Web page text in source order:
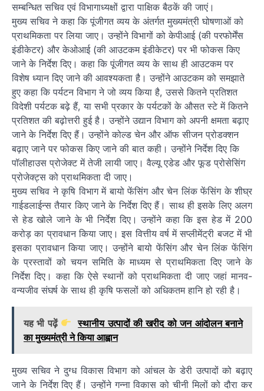
सम्बन्धित सचिव एवं विभागाध्यक्षों द्वारा पाक्षिक बैठकें की जाएं।
मुख्य सचिव ने कहा कि पूंजीगत व्यय के अंतर्गत मुख्यमंत्री घोषणाओं को
प्राथमिकता पर लिया जाए। उन्होंने विभागों को केपीआई (की परफोर्मेंस
इंडीकेटर) और केओआई (की आउटकम इंडीकेटर) पर भी फोकस किए
जाने के निर्देश दिए। कहा कि पूंजीगत व्यय के साथ ही आउटकम पर
विशेष ध्यान दिए जाने की आवश्यकता है। उन्होंने आउटकम को समझाते
हुए कहा कि पर्यटन विभाग ने जो व्यय किया है, उससे कितने प्रतिशत
विदेशी पर्यटक बढ़े हैं, या सभी प्रकार के पर्यटकों के औसत स्टे में कितने
प्रतिशत की बढ़ोत्तरी हुई है। उन्होंने उद्यान विभाग को अपनी क्षमता बढ़ाए
जाने के निर्देश दिए हैं। उन्होंने कोल्ड चेन और ऑफ सीजन प्रोडक्शन
बढ़ाए जाने पर फोकस किए जाने की बात कही। उन्होंने निर्देश दिए कि
पॉलीहाउस प्रोजेक्ट में तेजी लायी जाए। वैल्यू एडेड और फूड प्रोसेसिंग
प्रोजेक्ट्स को प्राथमिकता दी जाए।
मुख्य सचिव ने कृषि विभाग में बायो फेंसिंग और चेन लिंक फेंसिंग के शीघ्र
गाईडलाईन्स तैयार किए जाने के निर्देश दिए हैं। साथ ही इसके लिए अलग
से हेड खोले जाने के भी निर्देश दिए। उन्होंने कहा कि इस हेड में 200
करोड़ का प्रावधान किया जाए। इस वित्तीय वर्ष में सप्लीमेंट्री बजट में भी
इसका प्रावधान किया जाए। उन्होंने बायो फेंसिंग और चेन लिंक फेंसिंग
के प्रस्तावों को चयन समिति के माध्यम से प्राथमिकता दिए जाने के
निर्देश दिए। कहा कि ऐसे स्थानों को प्राथमिकता दी जाए जहां मानव-
वन्यजीव संघर्ष के साथ ही कृषि फसलों को अधिकतम हानि हो रही है।
यह भी पढ़ें
स्थानीय उत्पादों की खरीद को जन आंदोलन बनाने
का मुख्यमंत्री ने किया आह्वान
मुख्य सचिव ने दुग्ध विकास विभाग को आंचल के डेरी उत्पादों को बढ़ाए
जाने के निर्देश दिए हैं। उन्होंने गन्ना विकास को चीनी मिलों को दौरा कर